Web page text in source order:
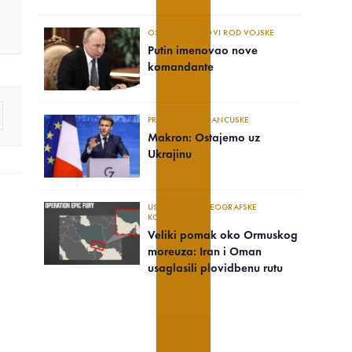
OSNOVAN I NOVI ROD VOJSKE
Putin imenovao nove
komandante
PREDSJEDNIK FRANCUSKE
Makron: Ostajemo uz
Ukrajinu
USAGLAŠENE GEOGRAFSKE
KOORDINATE
Veliki pomak oko Ormuskog
moreuza: Iran i Oman
usaglasili plovidbenu rutu